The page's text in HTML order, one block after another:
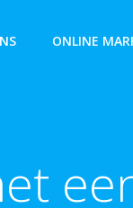
ONLINE